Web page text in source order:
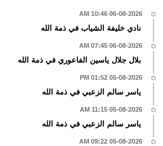
06-08-2026 10:46 AM
نادي خليفة الشياب في ذمة الله
06-08-2026 07:45 AM
بلال جلال ياسين الفاعوري في ذمة الله
05-08-2026 01:52 PM
ياسر سالم الزعبي في ذمة الله
05-08-2026 11:15 AM
ياسر سالم الزعبي في ذمة الله
05-08-2026 09:22 AM